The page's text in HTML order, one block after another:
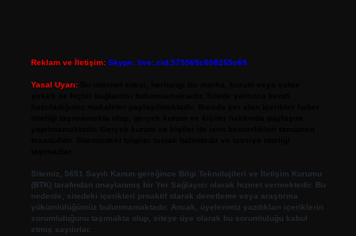
Reklam ve İletişim: Skype: live:.cid.575569c608265c69
Yasal Uyarı:
Sitemiz, 5651 Sayılı Kanun gereğince Bilgi Teknolojileri ve İletişim Kurumu
(BTK) tarafından onaylanmış bir Yer Sağlayıcı olarak hizmet vermektedir. Bu
nedenle, sitedeki içerikleri proaktif olarak denetleme veya araştırma
yükümlülüğümüz bulunmamaktadır. Ancak, üyelerimiz yazdıkları içeriklerin
sorumluluğunu taşımakta olup, siteye üye olarak bu sorumluluğu kabul
etmiş sayılırlar.